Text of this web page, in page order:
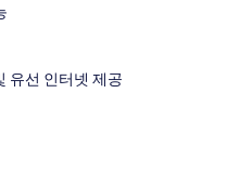
유선 인터넷 제공